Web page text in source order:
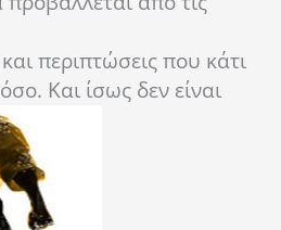
περιπτώσεις που κάτι
Και ίσως δεν είναι